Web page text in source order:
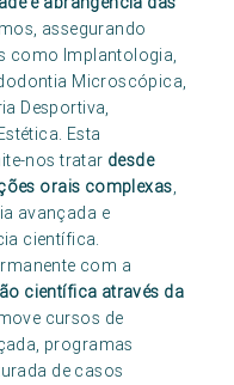
assegurando
como Implantologia,
Microscópica,
Desportiva,
Esta
nos tratar desde
orais complexas,
avançada e
científica.
com a
científica através da
cursos de
programas
de casos